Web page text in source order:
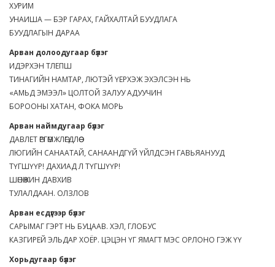
ХУРИМ
УНАИША — БЭР ГАРАХ, ГАЙХАЛТАЙ БУУДЛАГА
БУУДЛАГЫН ДАРАА
Арван долоодугаар бүлэг
ИДЭРХЭН ТЛЕПШ
ТИНАГИЙН НАМТАР, ЛЮТЭЙ ҮЕРХЭЖ ЭХЭЛСЭН НЬ
«АМЬД ЭМЭЭЛ» ЦОЛТОЙ ЗАЛУУ АДУУЧИН
БОРООНЫ ХАТАН, ФОКА МОРЬ
Арван наймдугаар бүлэг
ДАВЛЕТ ӨРГӨМЖЛӨГДЛӨӨ
ЛЮГИЙН САНААТАЙ, САНААНДГҮЙ ҮЙЛДСЭН ГАВЬЯАНУУД
ТҮГШҮҮР! ДАХИАД Л ТҮГШҮҮР!
ШӨНӨЖИН ДАВХИВ
ТУЛАЛДААН. ОЛЗЛОВ
Арван есдүгээр бүлэг
САРЫМАГ ГЭРТ НЬ БУЦААВ. ХЭЛ, ГЛОБУС
КАЗГИРЕЙ ЭЛЬДАР ХОЁР. ЦЭЦЭН ҮГ ЯМАГТ МЭС ОРЛОНО ГЭЖ ҮҮ
Хорьдугаар бүлэг